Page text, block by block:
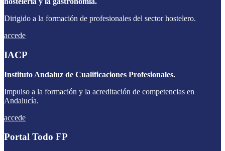
Dirigido a la formación de profesionales del sector hostelero.
accede
IACP
Instituto Andaluz de Cualificaciones Profesionales.
Impulso a la formación y la acreditación de competencias en
Andalucía.
accede
Portal Todo FP